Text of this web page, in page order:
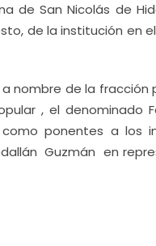
San Nicolás de
de la institución en
nombre de la fracción
, el denominado
ponentes a los
Guzmán en